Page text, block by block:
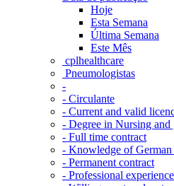
Hoje
Esta Semana
Última Semana
Este Mês
‎ cplhealthcare‬
Pneumologistas
-
- Circulante
- Current and valid
- Degree in Nursing and
- Full time contract
- Knowledge of German
- Permanent contract
- Professional